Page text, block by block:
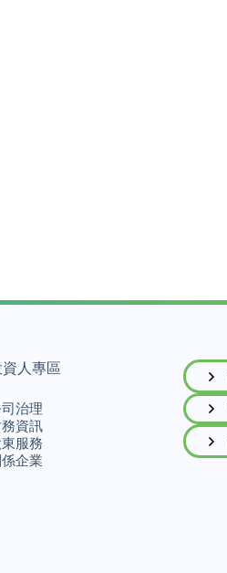
資人專區
治理
務資訊
服務
企業